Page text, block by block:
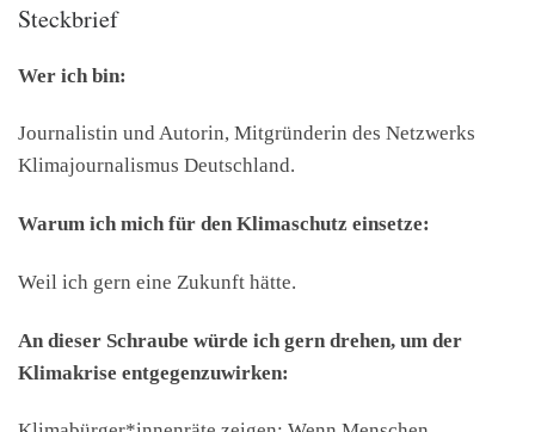
Steckbrief
Wer ich bin:
Journalistin und Autorin, Mitgründerin des Netzwerks
Klimajournalismus Deutschland.
Warum ich mich für den Klimaschutz einsetze:
Weil ich gern eine Zukunft hätte.
An dieser Schraube würde ich gern drehen, um der
Klimakrise entgegenzuwirken: